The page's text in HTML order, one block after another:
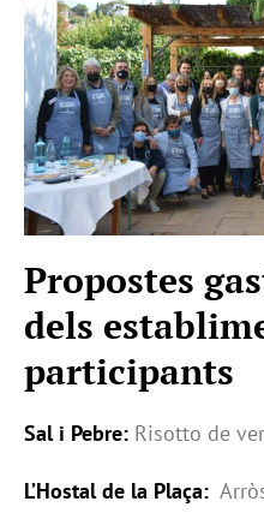
Propostes
dels
participants
Sal i Pebre: Risotto de
L’Hostal de la Plaça: